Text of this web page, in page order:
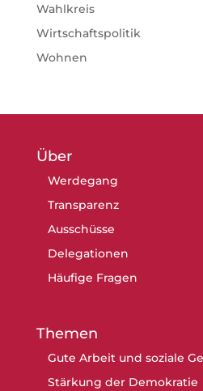
Wahlkreis
Wirtschaftspolitik
Wohnen
Über
Werdegang
Transparenz
Ausschüsse
Delegationen
Häufige Fragen
Themen
Gute Arbeit und soziale
Stärkung der Demokratie